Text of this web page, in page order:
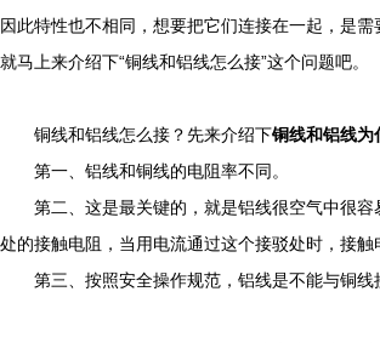
因此特性也不相同，想要把它们连接在一起，是
就马上来介绍下“铜线和铝线怎么接”这个问题吧。
铜线和铝线怎么接？先来介绍下铜线和铝线为
第一、铝线和铜线的电阻率不同。
第二、这是最关键的，就是铝线很空气中很容
处的接触电阻，当用电流通过这个接驳处时，接
第三、按照安全操作规范，铝线是不能与铜线